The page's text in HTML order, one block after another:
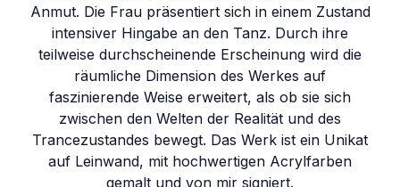
Anmut. Die Frau präsentiert sich in einem Zustand
intensiver Hingabe an den Tanz. Durch ihre
teilweise durchscheinende Erscheinung wird die
räumliche Dimension des Werkes auf
faszinierende Weise erweitert, als ob sie sich
zwischen den Welten der Realität und des
Trancezustandes bewegt. Das Werk ist ein Unikat
auf Leinwand, mit hochwertigen Acrylfarben
gemalt und von mir signiert.